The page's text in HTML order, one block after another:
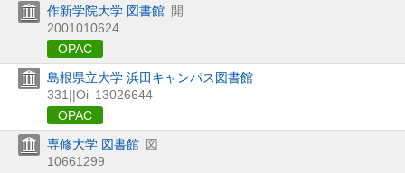
作新学院大学 図書館 開
2001010624
OPAC
島根県立大学 浜田キャンパス図書館
331||Oi 13026644
OPAC
専修大学 図書館 図
10661299